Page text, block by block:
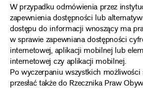
W przypadku odmówienia przez
zapewnienia dostępności lub
dostępu do informacji wnoszący ma
w sprawie zapewniana dostępności
internetowej, aplikacji mobilnej lub
internetowej czy aplikacji mobilnej.
Po wyczerpaniu wszystkich
przesłać także do Rzecznika Praw